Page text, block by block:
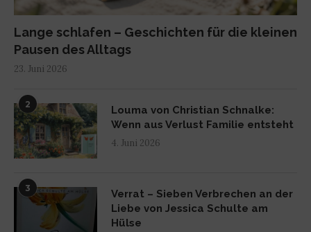
Lange schlafen – Geschichten für die kleinen
Pausen des Alltags
23. Juni 2026
2
Louma von Christian Schnalke:
Wenn aus Verlust Familie entsteht
4. Juni 2026
3
Verrat – Sieben Verbrechen an der
Liebe von Jessica Schulte am
Hülse